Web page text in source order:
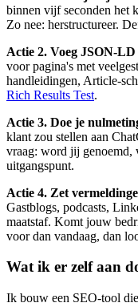
binnen vijf seconden het
Zo nee: herstructureer.
Actie 2. Voeg JSON-
voor pagina's met
handleidingen, Article-
Rich Results Test.
Actie 3. Doe je
klant zou stellen aan
vraag: word jij genoemd,
uitgangspunt.
Actie 4. Zet
Gastblogs, podcasts,
maatstaf. Komt jouw
voor dan vandaag, dan
Wat ik er zelf aan
Ik bouw een SEO-tool